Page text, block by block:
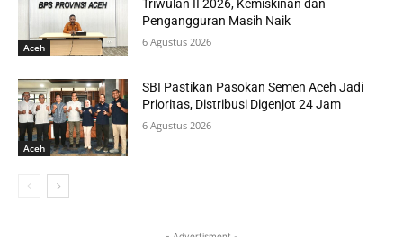
Aceh
Triwulan II 2026, Kemiskinan dan
Pengangguran Masih Naik
6 Agustus 2026
Aceh
SBI Pastikan Pasokan Semen Aceh Jadi
Prioritas, Distribusi Digenjot 24 Jam
6 Agustus 2026